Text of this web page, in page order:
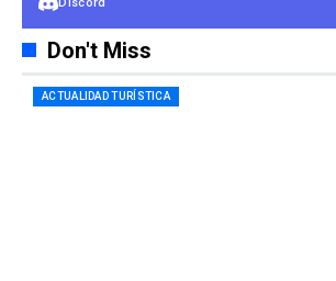
Don't Miss
ACTUALIDAD TURÍSTICA